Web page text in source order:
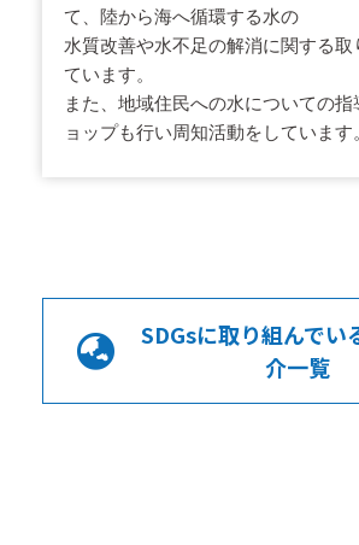
て、陸から海へ循環する水の
水質改善や水不足の解消に関する取
ています。
また、地域住民への水についての
ョップも行い周知活動をしています。
SDGsに取り組んでい
介一覧